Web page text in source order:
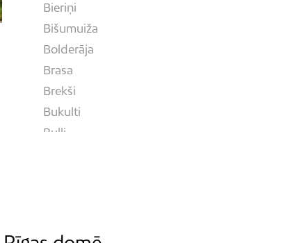
Bieriņi
Bišumuiža
Bolderāja
Brasa
Brekši
Bukulti
Buļļi
Dārziņi